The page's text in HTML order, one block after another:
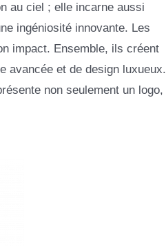
au ciel ; elle incarne aussi
ingéniosité innovante. Les
impact. Ensemble, ils créent
avancée et de design luxueux.
non seulement un logo,